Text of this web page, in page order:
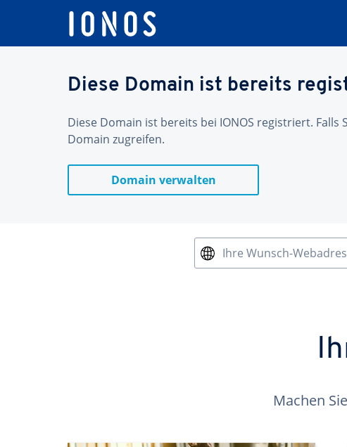
Diese Domain ist bereits
Diese Domain ist bereits bei IONOS registriert.
Domain zugreifen.
Domain verwalten
Ihre Wunsch-
Machen